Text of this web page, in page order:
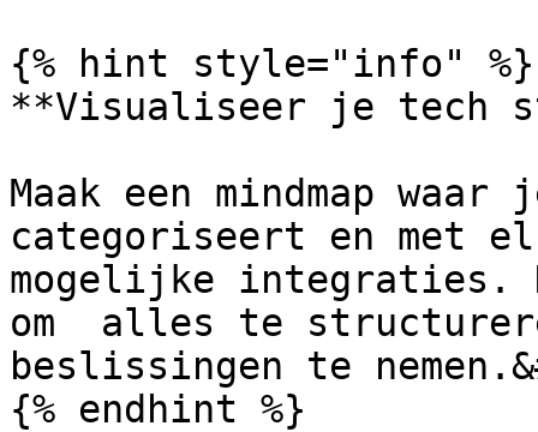
{% hint style="info" %}
**Visualiseer je tech
Maak een mindmap
categoriseert en met
mogelijke integraties.
om  alles te
beslissingen te
{% endhint %}